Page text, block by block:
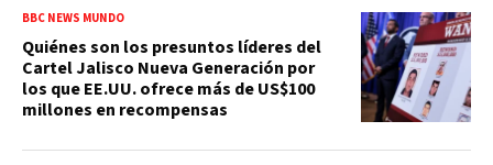
BBC NEWS MUNDO
Quiénes son los presuntos líderes del
Cartel Jalisco Nueva Generación por
los que EE.UU. ofrece más de US$100
millones en recompensas